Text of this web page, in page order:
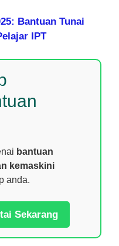
Bantuan Tunai
IPT
bantuan
kemaskini
anda.
Sekarang